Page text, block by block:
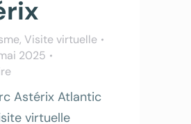
, Visite virtuelle
2025
Astérix Atlantic
virtuelle